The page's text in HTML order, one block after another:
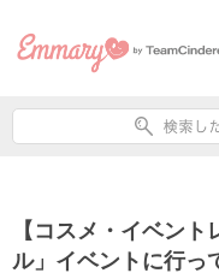
【コスメ・イベン
ル」イベントに行っ